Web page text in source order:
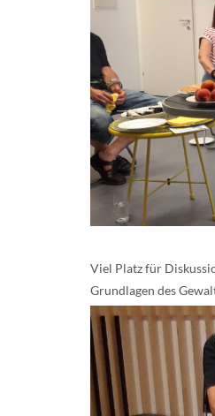
Viel Platz für
Grundlagen des